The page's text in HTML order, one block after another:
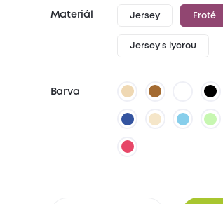
Materiál Jersey Froté
Jersey s lycrou
Barva